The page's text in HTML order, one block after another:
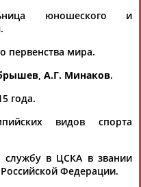
АБДУЛАЕВ
Загалав
юношеского и
первенства мира.
, А.Г. Минаков.
года.
видов спорта
службу в ЦСКА в звании
Федерации.